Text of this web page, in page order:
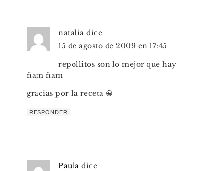
natalia dice
15 de agosto de 2009 en 17:45
repollitos son lo mejor que hay
ñam ñam
gracias por la receta 😀
RESPONDER
Paula dice